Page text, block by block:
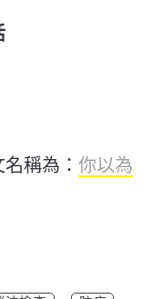
稱為： 你以為